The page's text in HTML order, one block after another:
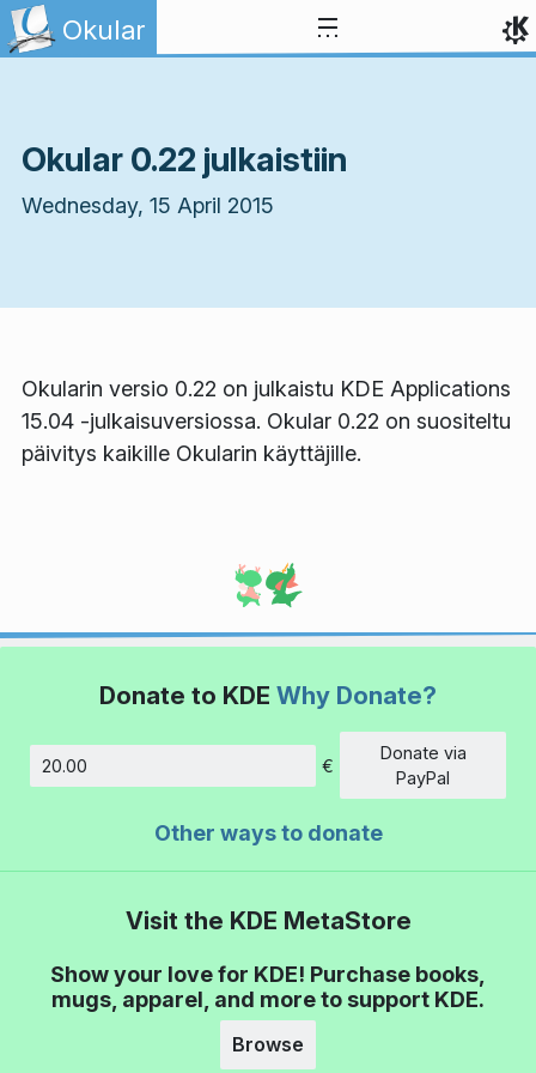
Skip to content
Okular
Okular 0.22 julkaistiin
Wednesday, 15 April 2015
Okularin versio 0.22 on julkaistu KDE Applications
15.04 -julkaisuversiossa. Okular 0.22 on suositeltu
päivitys kaikille Okularin käyttäjille.
Donate to KDE Why Donate?
Amount
€
Donate via
PayPal
Other ways to donate
Visit the KDE MetaStore
Show your love for KDE! Purchase books,
mugs, apparel, and more to support KDE.
Browse